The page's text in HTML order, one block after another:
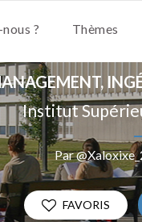
? Thèmes
Institut
Par
FAVORIS